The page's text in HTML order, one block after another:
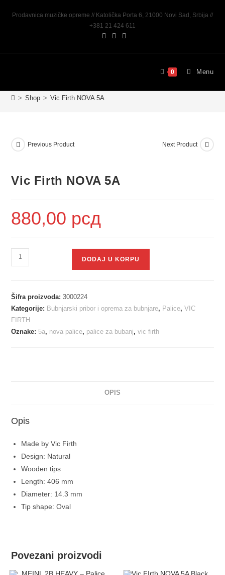
Prodavnica muzičke opreme // Katolička Porta 6, 21000 Novi Sad, Srbija //
+381 21 424 611
0 Menu
> Shop > Vic Firth NOVA 5A
Previous Product Next Product
Vic Firth NOVA 5A
880,00 рсд
DODAJ U KORPU
Šifra proizvoda:3000224
Kategorije: Bubnjarski pribor i oprema za bubnjare, Palice,VIC
FIRTH
Oznake: 5a, nova palice, palice za bubanj,vic firth
OPIS
Opis
Made by Vic Firth
Design: Natural
Wooden tips
Length: 406 mm
Diameter: 14.3 mm
Tip shape: Oval
Povezani proizvodi